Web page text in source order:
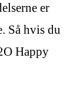
er
Så hvis du
Happy